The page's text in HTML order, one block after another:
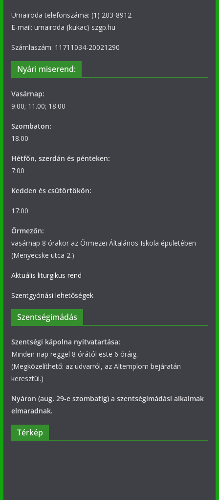
Urnairoda telefonszáma: (1) 203-8912
E-mail: urnairoda {kukac} szgp.hu
Számlaszám: 11711034-20021290
Nyári miserend:
Vasárnap:
9.00; 11.00; 18.00
Szombaton:
18.00
Hétfőn, szerdán és pénteken:
7:00
Kedden és csütörtökön:
17:00
Őrmezőn:
vasárnap 8 órakor az Őrmezei Általános Iskola épületében
(Menyecske utca 2.)
Aktuális liturgikus rend
Szentgyónási lehetőségek
Szentségimádás
Szentségi kápolna nyitvatartása:
Minden nap reggel 8 órától este 6 óráig.
(Megközelíthető: az udvarról, az Altemplom bejáratán
keresztül.)
Nyáron (aug. 29-e szombatig) a szentségimádási alkalmak
elmaradnak.
Térkép